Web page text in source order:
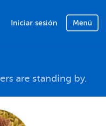
Iniciar sesión Menú
are standing by.